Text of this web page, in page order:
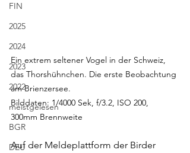
FIN
2025
2024
2023
2022
meistgelesen
BGR
DEU
Ein extrem seltener Vogel in der Schweiz,
das Thorshühnchen. Die erste Beobachtung
am Brienzersee.
Bilddaten: 1/4000 Sek, f/3.2, ISO 200,
300mm Brennweite
Auf der Meldeplattform der Birder